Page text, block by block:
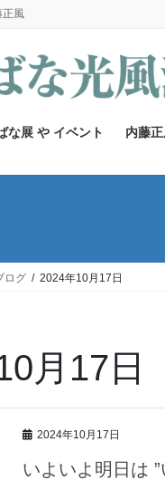
正風
な展 や イベント 内藤
ログ 2024年10月17日
月17日
2024年10月17日
いよいよ明日は